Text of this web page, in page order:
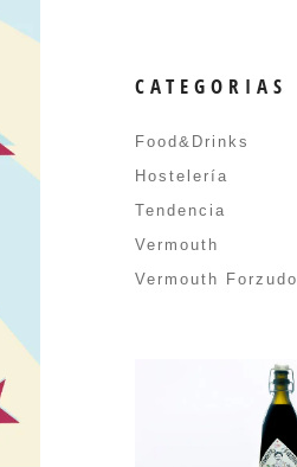
CATEGORIAS
Food&Drinks
Hostelería
Tendencia
Vermouth
Vermouth Forzudo